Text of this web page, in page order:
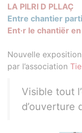
LA PILRI D PLLAÇ
Entre chantier
Ent·r le chantiër
Nouvelle
par l’association
Visible tout
d’ouverture